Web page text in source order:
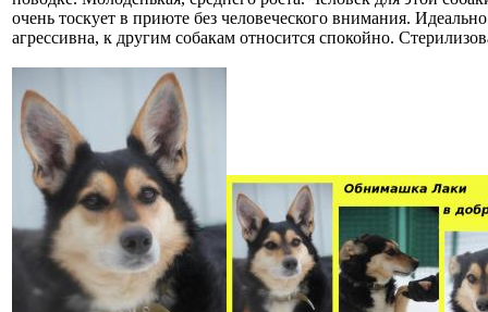
очень тоскует в приюте без человеческого внимания.
агрессивна, к другим собакам относится спокойно.